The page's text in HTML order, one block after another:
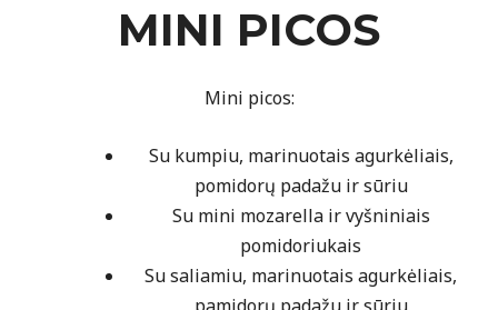
MINI PICOS
Mini picos:
Su kumpiu, marinuotais agurkėliais,
pomidorų padažu ir sūriu
Su mini mozarella ir vyšniniais
pomidoriukais
Su saliamiu, marinuotais agurkėliais,